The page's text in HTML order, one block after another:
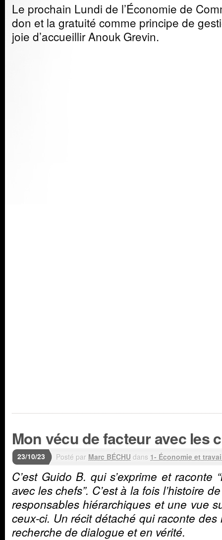
Le prochain Lundi de l’Économie de
don et la gratuité comme principe de
joie d’accueillir Anouk Grevin.
Mon vécu de facteur avec les
23/10/23 Posté par Marc BÉCHU dans 1- Économie et
C’est Guido B. qui s’exprime et raconte
avec les chefs”. C’est à la fois l’histoire
responsables hiérarchiques et une vue
ceux-ci. Un récit détaché qui raconte
recherche de dialogue et en vérité.